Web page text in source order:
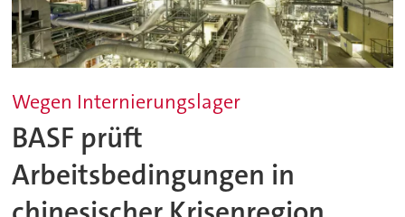
Wegen Internierungslager
BASF prüft
Arbeitsbedingungen in